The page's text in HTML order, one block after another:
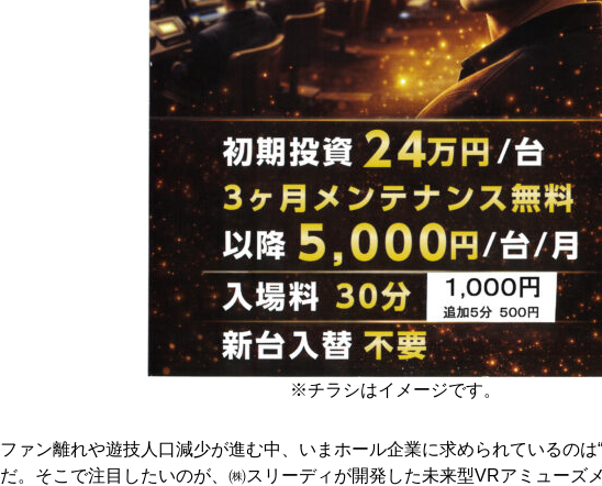
※チラシはイメージです。
ファン離れや遊技人口減少が進む中、いまホール企業に求められているのは
だ。そこで注目したいのが、㈱スリーディが開発した未来型VRアミューズ